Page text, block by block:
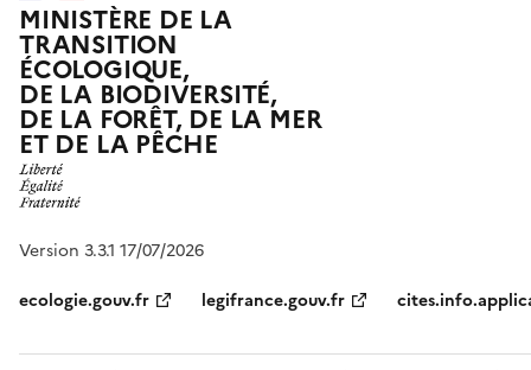
MINISTÈRE DE LA
TRANSITION
ÉCOLOGIQUE,
DE LA BIODIVERSITÉ,
DE LA FORÊT, DE LA MER
ET DE LA PÊCHE
Version 3.3.1 17/07/2026
ecologie.gouv.fr
legifrance.gouv.fr